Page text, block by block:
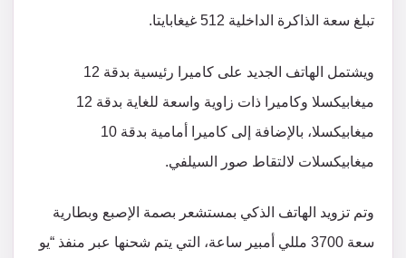
تبلغ سعة الذاكرة الداخلية 512 غيغابايتا.
ويشتمل الهاتف الجديد على كاميرا رئيسية بدقة 12
ميغابيكسلا وكاميرا ذات زاوية واسعة للغاية بدقة 12
ميغابيكسلا، بالإضافة إلى كاميرا أمامية بدقة 10
ميغابيكسلات لالتقاط صور السيلفي.
وتم تزويد الهاتف الذكي بمستشعر بصمة الإصبع وبطارية
سعة 3700 مللي أمبير ساعة، التي يتم شحنها عبر منفذ “يو